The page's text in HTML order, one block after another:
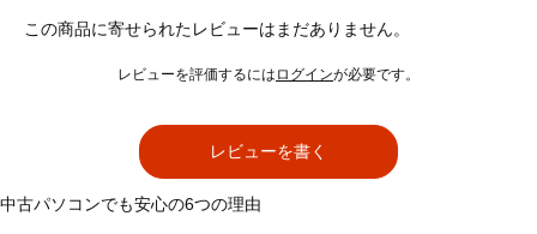
この商品に寄せられたレビューはまだありません。
レビューを評価するには ログインが必要です。
レビューを書く
中古パソコンでも安心の6つの理由